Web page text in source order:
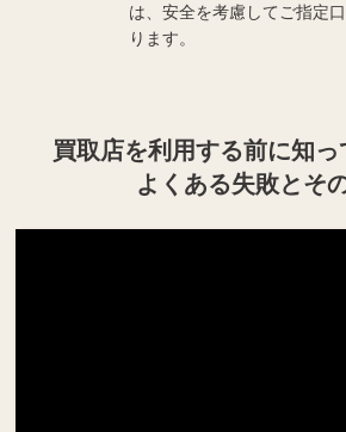
は、安全を考慮してご指定
ります。
買取店を利用する前に知っ
よくある失敗とそ